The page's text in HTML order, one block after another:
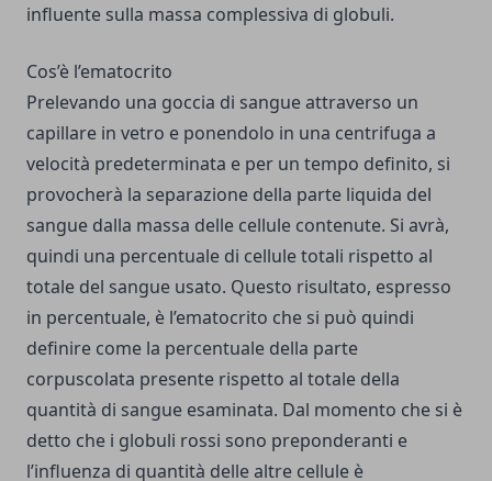
influente sulla massa complessiva di globuli.
Cos’è l’ematocrito
Prelevando una goccia di sangue attraverso un
capillare in vetro e ponendolo in una centrifuga a
velocità predeterminata e per un tempo definito, si
provocherà la separazione della parte liquida del
sangue dalla massa delle cellule contenute. Si avrà,
quindi una percentuale di cellule totali rispetto al
totale del sangue usato. Questo risultato, espresso
in percentuale, è l’ematocrito che si può quindi
definire come la percentuale della parte
corpuscolata presente rispetto al totale della
quantità di sangue esaminata. Dal momento che si è
detto che i globuli rossi sono preponderanti e
l’influenza di quantità delle altre cellule è